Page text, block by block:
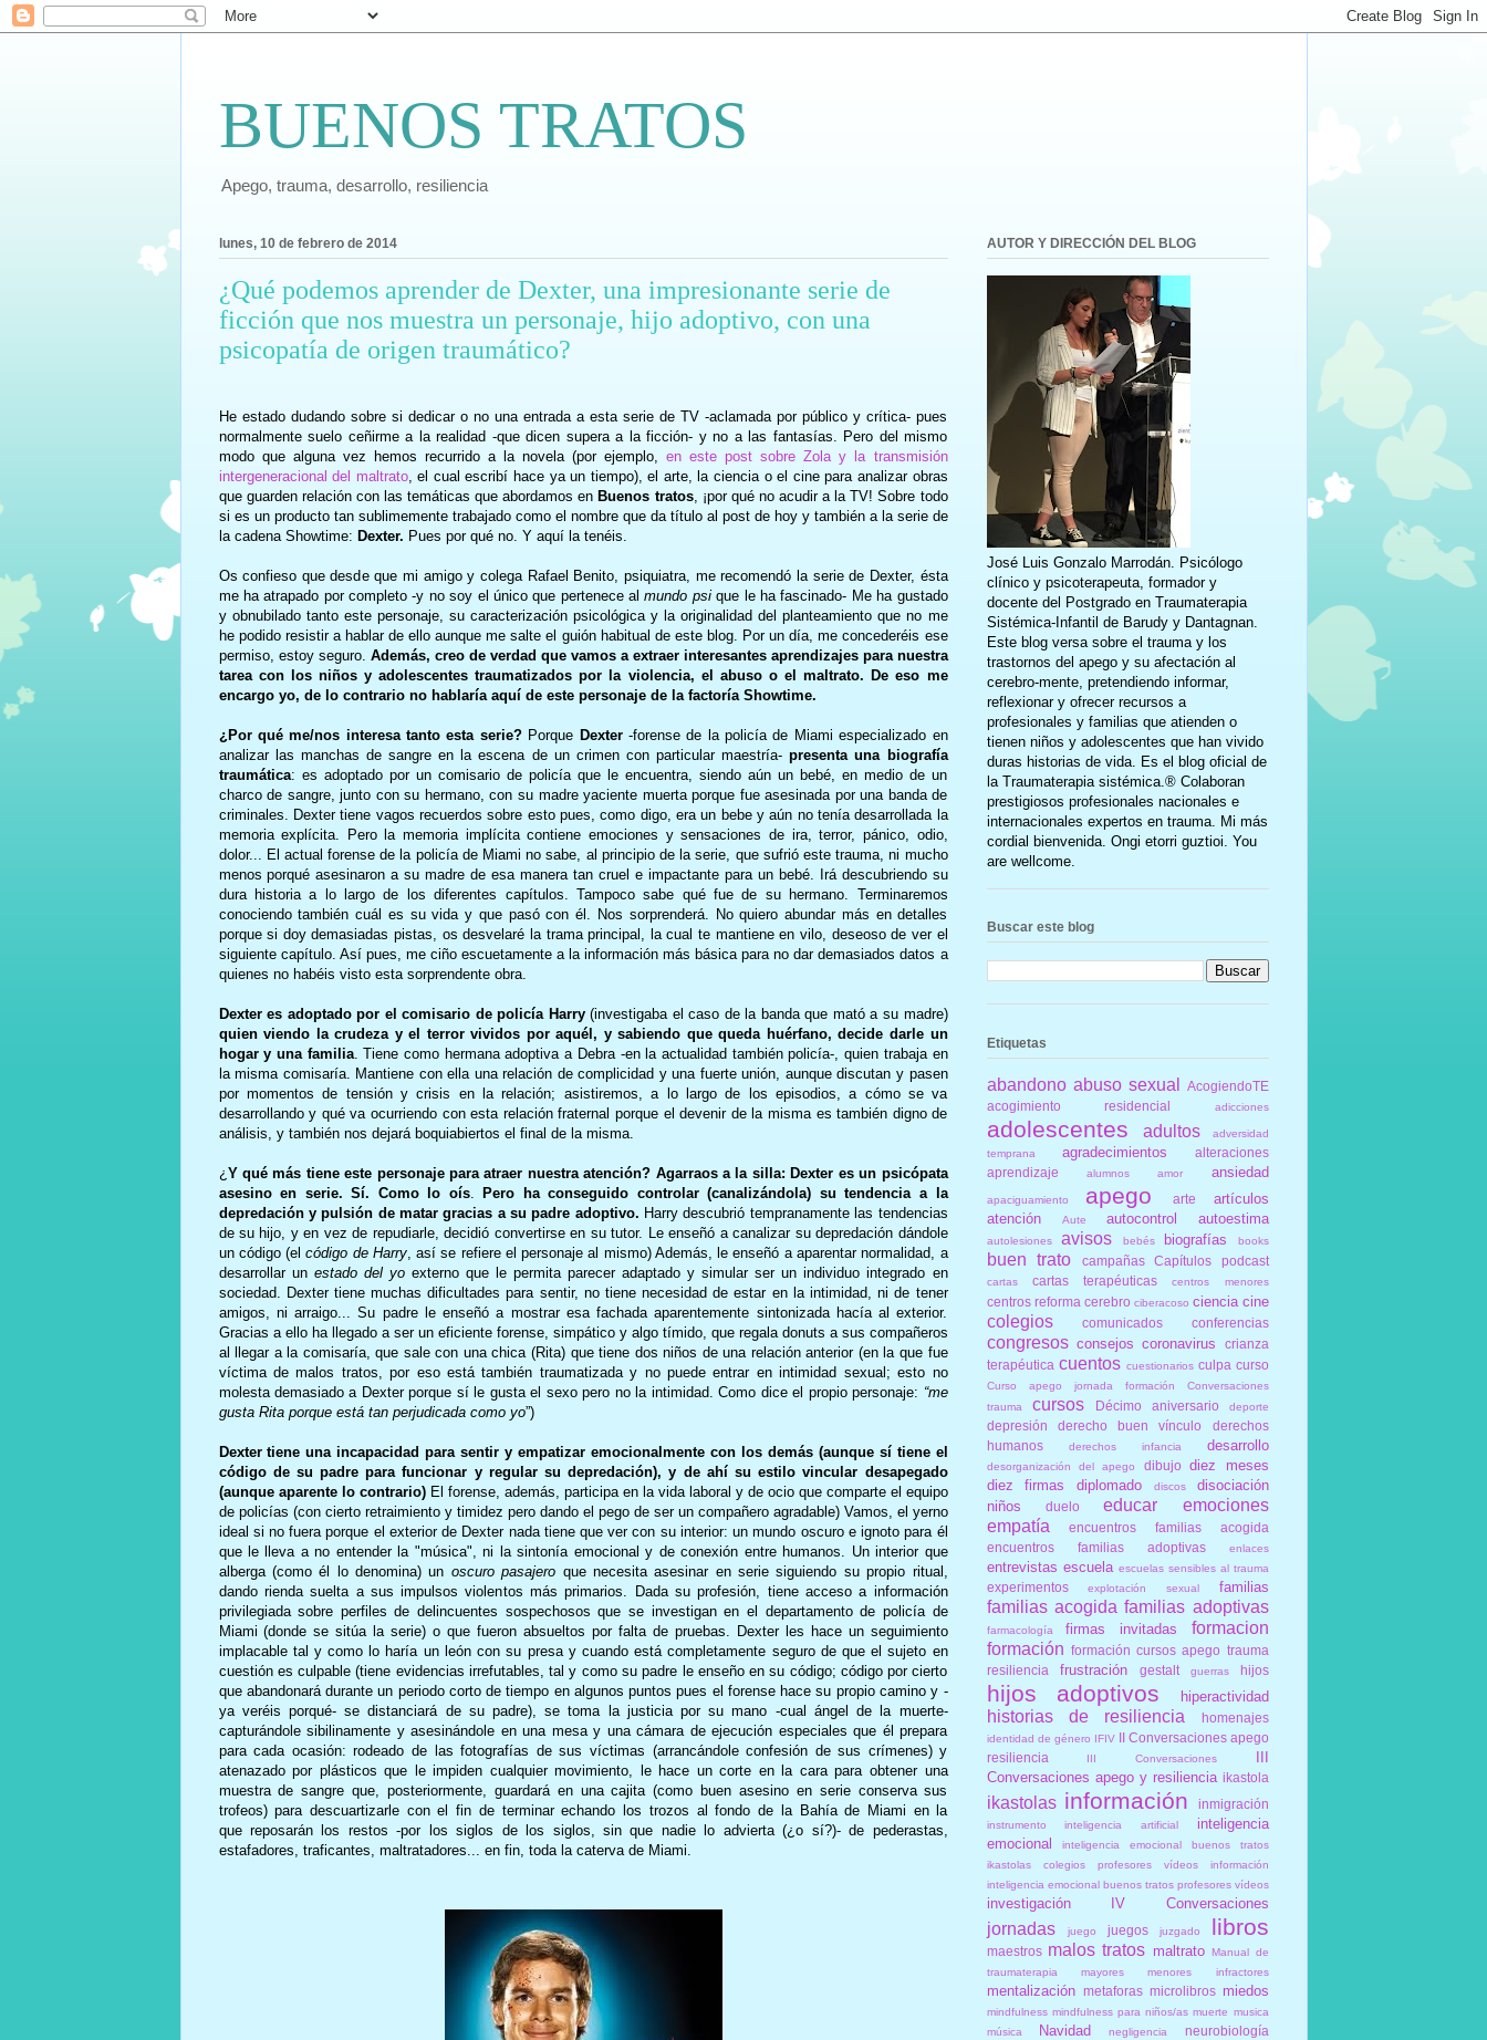
BUENOS TRATOS
Apego, trauma, desarrollo, resiliencia
lunes, 10 de febrero de 2014
¿Qué podemos aprender de Dexter, una impresionante serie de
ficción que nos muestra un personaje, hijo adoptivo, con una
psicopatía de origen traumático?
He estado dudando sobre si dedicar o no una entrada a esta serie de TV -aclamada por público y crítica- pues
normalmente suelo ceñirme a la realidad -que dicen supera a la ficción- y no a las fantasías. Pero del mismo
modo que alguna vez hemos recurrido a la novela (por ejemplo,en este post sobre Zola y la transmisión
intergeneracional del maltrato, el cual escribí hace ya un tiempo), el arte, la ciencia o el cine para analizar obras
que guarden relación con las temáticas que abordamos enBuenos tratos, ¡por qué no acudir a la TV! Sobre todo
si es un producto tan sublimemente trabajado como el nombre que da título al post de hoy y también a la serie de
la cadena Showtime: Dexter. Pues por qué no. Y aquí la tenéis.
Os confieso que desde que mi amigo y colega Rafael Benito, psiquiatra, me recomendó la serie de Dexter, ésta
me ha atrapado por completo -y no soy el único que pertenece almundo psique le ha fascinado- Me ha gustado
y obnubilado tanto este personaje, su caracterización psicológica y la originalidad del planteamiento que no me
he podido resistir a hablar de ello aunque me salte el guión habitual de este blog. Por un día, me concederéis ese
permiso, estoy seguro. Además, creo de verdad que vamos a extraer interesantes aprendizajes para nuestra
tarea con los niños y adolescentes traumatizados por la violencia, el abuso o el maltrato. De eso me
encargo yo, de lo contrario no hablaría aquí de este personaje de la factoría Showtime.
¿Por qué me/nos interesa tanto esta serie?Porque Dexter-forense de la policía de Miami especializado en
analizar las manchas de sangre en la escena de un crimen con particular maestría-presenta una biografía
traumática: es adoptado por un comisario de policía que le encuentra, siendo aún un bebé, en medio de un
charco de sangre, junto con su hermano, con su madre yaciente muerta porque fue asesinada por una banda de
criminales. Dexter tiene vagos recuerdos sobre esto pues, como digo, era un bebe y aún no tenía desarrollada la
memoria explícita. Pero la memoria implícita contiene emociones y sensaciones de ira, terror, pánico, odio,
dolor... El actual forense de la policía de Miami no sabe, al principio de la serie, que sufrió este trauma, ni mucho
menos porqué asesinaron a su madre de esa manera tan cruel e impactante para un bebé. Irá descubriendo su
dura historia a lo largo de los diferentes capítulos. Tampoco sabe qué fue de su hermano. Terminaremos
conociendo también cuál es su vida y que pasó con él. Nos sorprenderá. No quiero abundar más en detalles
porque si doy demasiadas pistas, os desvelaré la trama principal, la cual te mantiene en vilo, deseoso de ver el
siguiente capítulo. Así pues, me ciño escuetamente a la información más básica para no dar demasiados datos a
quienes no habéis visto esta sorprendente obra.
Dexter es adoptado por el comisario de policía Harry(investigaba el caso de la banda que mató a su madre)
quien viendo la crudeza y el terror vividos por aquél, y sabiendo que queda huérfano, decide darle un
hogar y una familia. Tiene como hermana adoptiva a Debra -en la actualidad también policía-, quien trabaja en
la misma comisaría. Mantiene con ella una relación de complicidad y una fuerte unión, aunque discutan y pasen
por momentos de tensión y crisis en la relación; asistiremos, a lo largo de los episodios, a cómo se va
desarrollando y qué va ocurriendo con esta relación fraternal porque el devenir de la misma es también digno de
análisis, y también nos dejará boquiabiertos el final de la misma.
¿ Y qué más tiene este personaje para atraer nuestra atención? Agarraos a la silla: Dexter es un psicópata
asesino en serie. Sí. Como lo oís.Pero ha conseguido controlar (canalizándola) su tendencia a la
depredación y pulsión de matar gracias a su padre adoptivo. Harry descubrió tempranamente las tendencias
de su hijo, y en vez de repudiarle, decidió convertirse en su tutor. Le enseñó a canalizar su depredación dándole
un código (elcódigo de Harry, así se refiere el personaje al mismo) Además, le enseñó a aparentar normalidad, a
desarrollar un estado del yoexterno que le permita parecer adaptado y simular ser un individuo integrado en
sociedad. Dexter tiene muchas dificultades para sentir, no tiene necesidad de estar en la intimidad, ni de tener
amigos, ni arraigo... Su padre le enseñó a mostrar esa fachada aparentemente sintonizada hacía al exterior.
Gracias a ello ha llegado a ser un eficiente forense, simpático y algo tímido, que regala donuts a sus compañeros
al llegar a la comisaría, que sale con una chica (Rita) que tiene dos niños de una relación anterior (en la que fue
víctima de malos tratos, por eso está también traumatizada y no puede entrar en intimidad sexual; esto no
molesta demasiado a Dexter porque sí le gusta el sexo pero no la intimidad. Como dice el propio personaje: “me
gusta Rita porque está tan perjudicada como yo”)
Dexter tiene una incapacidad para sentir y empatizar emocionalmente con los demás (aunque sí tiene el
código de su padre para funcionar y regular su depredación), y de ahí su estilo vincular desapegado
(aunque aparente lo contrario)El forense, además, participa en la vida laboral y de ocio que comparte el equipo
de policías (con cierto retraimiento y timidez pero dando el pego de ser un compañero agradable) Vamos, el yerno
ideal si no fuera porque el exterior de Dexter nada tiene que ver con su interior: un mundo oscuro e ignoto para él
que le lleva a no entender la "música", ni la sintonía emocional y de conexión entre humanos. Un interior que
alberga (como él lo denomina) un oscuro pasajero que necesita asesinar en serie siguiendo su propio ritual,
dando rienda suelta a sus impulsos violentos más primarios. Dada su profesión, tiene acceso a información
privilegiada sobre perfiles de delincuentes sospechosos que se investigan en el departamento de policía de
Miami (donde se sitúa la serie) o que fueron absueltos por falta de pruebas. Dexter les hace un seguimiento
implacable tal y como lo haría un león con su presa y cuando está completamente seguro de que el sujeto en
cuestión es culpable (tiene evidencias irrefutables, tal y como su padre le enseño en su código; código por cierto
que abandonará durante un periodo corto de tiempo en algunos puntos pues el forense hace su propio camino y -
ya veréis porqué- se distanciará de su padre), se toma la justicia por su mano -cual ángel de la muerte-
capturándole sibilinamente y asesinándole en una mesa y una cámara de ejecución especiales que él prepara
para cada ocasión: rodeado de las fotografías de sus víctimas (arrancándole confesión de sus crímenes) y
atenazado por plásticos que le impiden cualquier movimiento, le hace un corte en la cara para obtener una
muestra de sangre que, posteriormente, guardará en una cajita (como buen asesino en serie conserva sus
trofeos) para descuartizarle con el fin de terminar echando los trozos al fondo de la Bahía de Miami en la
que reposarán los restos -por los siglos de los siglos, sin que nadie lo advierta (¿o sí?)- de pederastas,
estafadores, traficantes, maltratadores... en fin, toda la caterva de Miami.
AUTOR Y DIRECCIÓN DEL BLOG
José Luis Gonzalo Marrodán. Psicólogo
clínico y psicoterapeuta, formador y
docente del Postgrado en Traumaterapia
Sistémica-Infantil de Barudy y Dantagnan.
Este blog versa sobre el trauma y los
trastornos del apego y su afectación al
cerebro-mente, pretendiendo informar,
reflexionar y ofrecer recursos a
profesionales y familias que atienden o
tienen niños y adolescentes que han vivido
duras historias de vida. Es el blog oficial de
la Traumaterapia sistémica.® Colaboran
prestigiosos profesionales nacionales e
internacionales expertos en trauma. Mi más
cordial bienvenida. Ongi etorri guztioi. You
are wellcome.
Buscar este blog
Etiquetas
abandono abuso sexual
AcogiendoTE
acogimiento residencial
adicciones
adolescentes adultos
adversidad
temprana
agradecimientos
alteraciones
aprendizaje
alumnos amor ansiedad
apaciguamiento apego arte
artículos
atención
Aute autocontrol autoestima
autolesiones avisos bebés biografías books
buen trato campañas Capítulos podcast
cartas cartas terapéuticas centros menores
centros reforma cerebro ciberacoso ciencia cine
colegios comunicados conferencias
congresos consejos coronavirus
crianza
terapéutica cuentos cuestionarios culpa curso
Curso apego jornada formación Conversaciones
trauma
cursos Décimo aniversario deporte
depresión derecho buen vínculo
derechos
humanos
derechos infancia desarrollo
desorganización del apego dibujo diez meses
diez firmas
diplomado discos
disociación
niños
duelo educar
emociones
empatía
encuentros familias acogida
encuentros familias adoptivas
enlaces
entrevistas escuela escuelas sensibles al trauma
experimentos explotación sexual familias
familias acogida familias adoptivas
farmacología firmas invitadas
formacion
formación formación cursos apego trauma
resiliencia
frustración gestalt guerras hijos
hijos adoptivos hiperactividad
historias de resiliencia homenajes
identidad de género IFIV II Conversaciones apego
resiliencia
III Conversaciones
III
Conversaciones apego y resiliencia ikastola
ikastolas información inmigración
instrumento inteligencia artificial
inteligencia
emocional
inteligencia emocional buenos tratos
ikastolas colegios profesores vídeos información
inteligencia emocional buenos tratos profesores vídeos
investigación IV Conversaciones
jornadas juego juegos juzgado libros
maestros malos tratos maltrato Manual de
traumaterapia
mayores menores infractores
mentalización metaforas microlibros miedos
mindfulness mindfulness para niños/as muerte musica
música
Navidad negligencia neurobiología